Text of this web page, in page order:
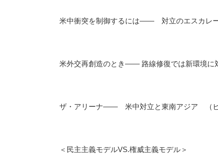
米中衝突を制御するには―― 対立のエスカレ
米外交再創造のとき―― 路線修復では新環境
ザ・アリーナ―― 米中対立と東南アジア （ビ
＜民主主義モデルVS.権威主義モデル＞